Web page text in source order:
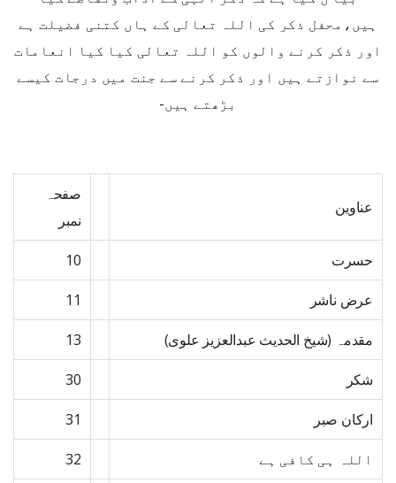
ہیں،محفل ذکر کی اللہ تعالی کے ہاں کتنی فضیلت ہے
اور ذکر کرنے والوں کو اللہ تعالی کیا کیا انعامات
سے نوازتے ہیں اور ذکر کرنے سے جنت میں درجات کیسے
بڑھتے ہیں-
عناوین
صفحہ
نمبر
حسرت 10
عرض ناشر 11
مقدمہ (شیخ الحدیث عبدالعزیز علوی) 13
شکر 30
ارکان صبر 31
اللہ ہی کافی ہے 32